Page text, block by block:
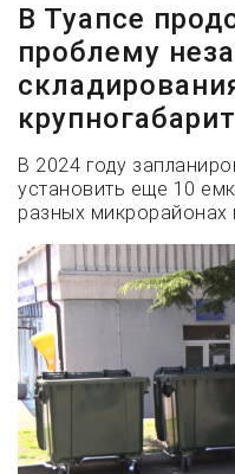
В Туапсе
проблему
В 2024 году
установить еще 10
разных микрорайонах